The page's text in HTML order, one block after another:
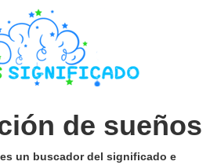
de sueños
un buscador del significado e